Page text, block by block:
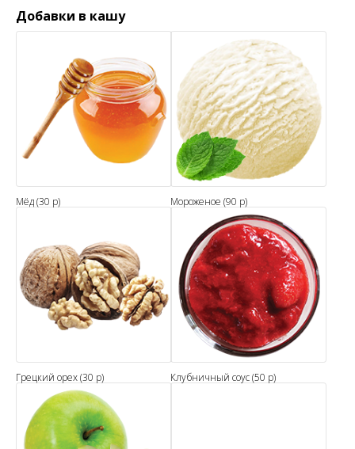
Добавки в кашу
Мёд (30 р) Мороженое (90 р)
Грецкий орех (30 р) Клубничный соус (50 р)